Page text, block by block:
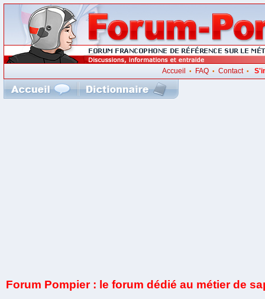
Accueil • FAQ• Contact•
Forum Pompier : le forum dédié au métier de